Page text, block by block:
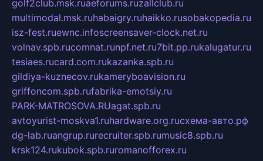
golf2club.msk.ruaeforums.ruzallclub.ru
multimodal.msk.ruhabaigry.ruhaikko.rusobakopedia.ru
isz-fest.ruewnc.infoscreensaver-clock.net.ru
volnav.spb.rucomnat.runpf.net.ru7bit.pp.rukalugatur.ru
tesiaes.rucard.com.rukazanka.spb.ru
gildiya-kuznecov.rukameryboavision.ru
griffoncom.spb.rufabrika-emotsiy.ru
PARK-MATROSOVA.RUagat.spb.ru
avtoyurist-moskva1.ruhardware.org.ruсхема-авто.рф
dg-lab.ruangrup.rurecruiter.spb.rumusic8.spb.ru
krsk124.rukubok.spb.ruromanofforex.ru